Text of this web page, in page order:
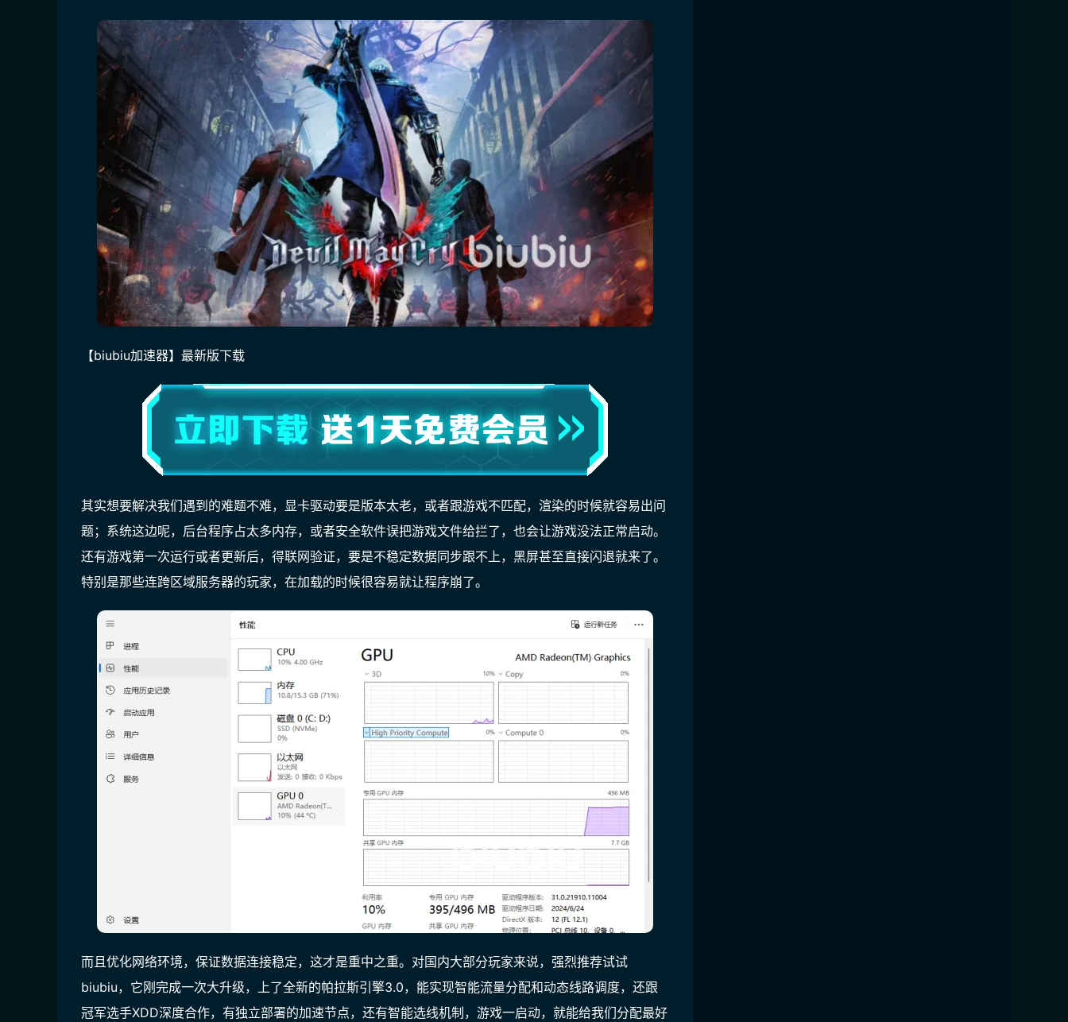
【biubiu加速器】最新版下载
其实想要解决我们遇到的难题不难，显卡驱动要是版本太老，或者跟游戏不匹配，渲染的时候就容易出问
题；系统这边呢，后台程序占太多内存，或者安全软件误把游戏文件给拦了，也会让游戏没法正常启动。
还有游戏第一次运行或者更新后，得联网验证，要是不稳定数据同步跟不上，黑屏甚至直接闪退就来了。
特别是那些连跨区域服务器的玩家，在加载的时候很容易就让程序崩了。
而且优化网络环境，保证数据连接稳定，这才是重中之重。对国内大部分玩家来说，强烈推荐试试
biubiu，它刚完成一次大升级，上了全新的帕拉斯引擎3.0， 能实现智能流量分配和动态线路调度， 还跟
冠军选手XDD深度合作，有独立部署的加速节点，还有智能选线机制，游戏一启动，就能给我们分配最好